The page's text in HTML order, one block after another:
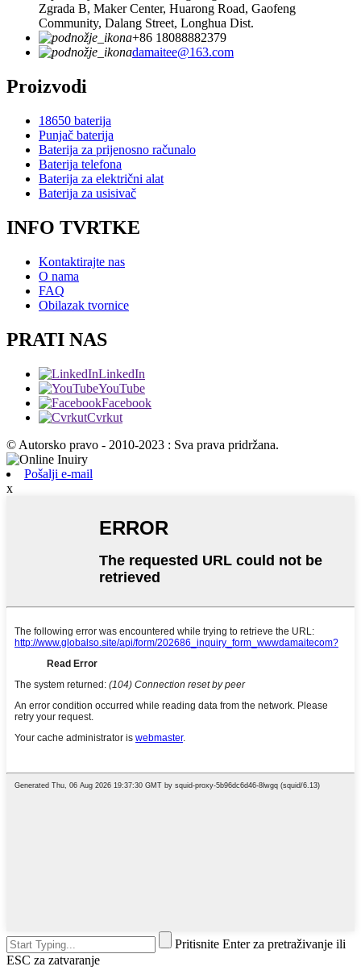
Zgrada B, Maker Center, Huarong Road, Gaofeng
Community, Dalang Street, Longhua Dist.
+86 18088882379
damaitee@163.com
Proizvodi
18650 baterija
Punjač baterija
Baterija za prijenosno računalo
Baterija telefona
Baterija za električni alat
Baterija za usisivač
INFO TVRTKE
Kontaktirajte nas
O nama
FAQ
Obilazak tvornice
PRATI NAS
LinkedIn
YouTube
Facebook
Cvrkut
© Autorsko pravo - 2010-2023 : Sva prava pridržana.
Pošalji e-mail
x
Pritisnite Enter za pretraživanje ili
ESC za zatvaranje